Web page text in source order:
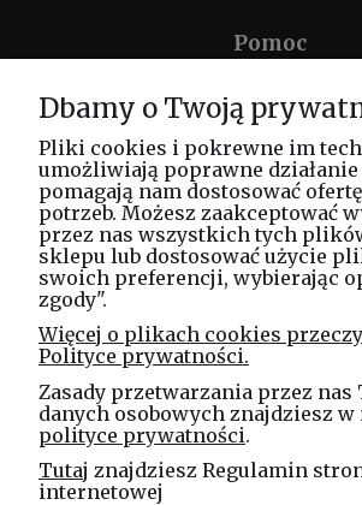
Pomoc
Moje konto
Płatności i
Informacje
O nas
tel. kom. 730
Linea Jakubczyk -
Dbamy o Twoją
Pliki cookies i pokrewne im
umożliwiają poprawne
pomagają nam dostosować
potrzeb. Możesz zaakceptować
przez nas wszystkich tych
sklepu lub dostosować użycie
swoich preferencji, wybierając
zgody".
Więcej o plikach cookies
Polityce prywatności.
Zasady przetwarzania przez nas
danych osobowych znajdziesz w
polityce prywatności.
Tutaj znajdziesz Regulamin
internetowej